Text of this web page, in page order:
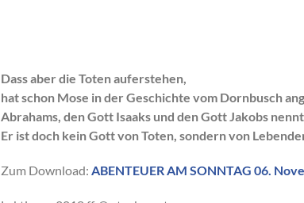
Dass aber die Toten auferstehen,
hat schon Mose in der Geschichte vom Dornbusch
Abrahams, den Gott Isaaks und den Gott Jakobs nennt.
Er ist doch kein Gott von Toten,sondern von
Zum Download: ABENTEUER AM SONNTAG 06.